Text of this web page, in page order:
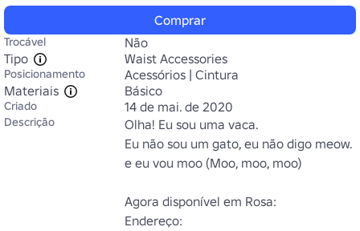
Comprar
Trocável
Não
Tipo
Waist Accessories
Posicionamento
Acessórios | Cintura
Materiais
Básico
Criado 14 de mai. de 2020
Descrição
Olha! Eu sou uma vaca.
Eu não sou um gato, eu não digo meow.
e eu vou moo (Moo, moo, moo)
Agora disponível em Rosa: